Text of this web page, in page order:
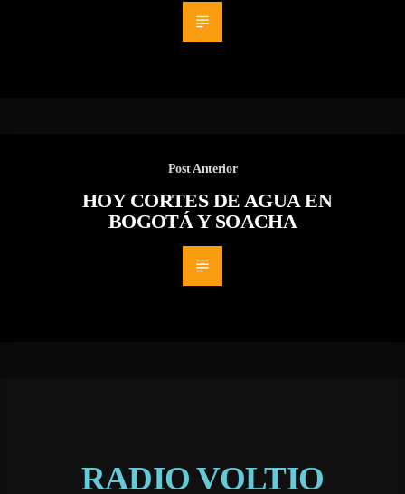
Post Anterior
HOY CORTES DE AGUA EN
BOGOTÁ Y SOACHA
RADIO VOLTIO